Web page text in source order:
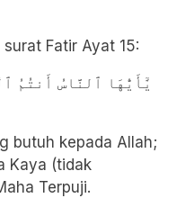
Fatir Ayat 15:
يَٰٓأَيُّهَا ٱلنَّاسُ أَنتُمُ
butuh kepada Allah;
Kaya (tidak
Terpuji.